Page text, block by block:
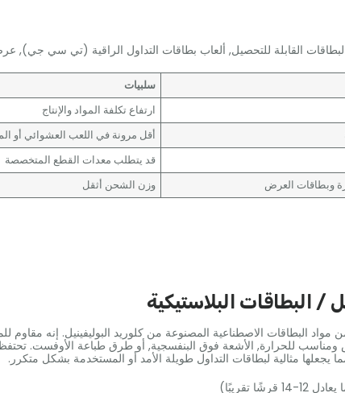
القابلة للتحصيل, ألعاب بطاقات التداول الراقية (تي سي
سلبيات
ارتفاع تكلفة المواد والإنتاج
أقل مرونة في اللعب العشوائي أو
قد يتطلب معدات القطع المتخصصة
وبطاقات العرض
وزن الشحن أثقل
/ البطاقات البلاستيكية
مواد البطاقات الاصطناعية المصنوعة من كلوريد البوليفينيل. إنه مقاوم
يجعلها مثالية لبطاقات التداول طويلة الأمد أو المستخدمة بشكل متكرر.